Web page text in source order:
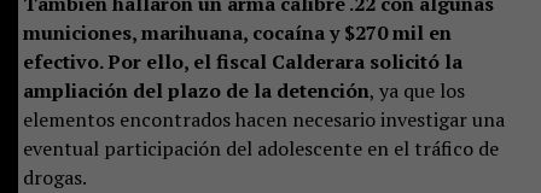
municiones, marihuana, cocaína y $270 mil en
efectivo. Por ello, el fiscal Calderara solicitó la
ampliación del plazo de la detención, ya que los
elementos encontrados hacen necesario investigar una
eventual participación del adolescente en el tráfico de
drogas.